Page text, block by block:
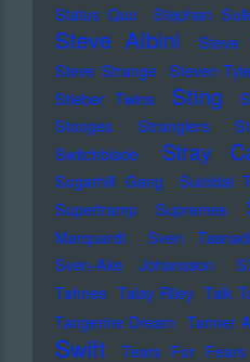
Status Quo
Stephan
Steve Albini Steve
Steve Strange Steven
Stieber Twins Sting
Stooges
Stranglers
Switchblade
Stray
Sugarhill Gang
Suicidal
Supertramp
Supremes
Marquardt
Sven
Sven-Ake Johansson
Tahnee Talay Riley Talk
Tangerine Dream Tanner
Swift
Tears For Fears